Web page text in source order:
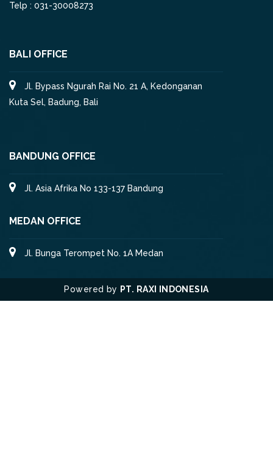
Telp : 031-30008273
BALI OFFICE
Jl. Bypass Ngurah Rai No. 21 A, Kedonganan
Kuta Sel, Badung, Bali
BANDUNG OFFICE
Jl. Asia Afrika No 133-137 Bandung
MEDAN OFFICE
Jl. Bunga Terompet No. 1A Medan
Powered by PT. RAXI INDONESIA